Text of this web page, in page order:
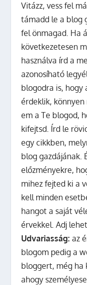
Vitázz, vess fel
támadd le a blog
fel önmagad. Ha
következetesen
használva írd a
azonosíható
blogodra is,
érdeklik,
em a Te blogod,
kifejtsd. Írd le
egy cikkben,
blog gazdájának.
előzményekre,
mihez fejted ki a
kell minden
hangot a saját
érvekkel. Adj
Udvariasság: az
blogom pedig a
bloggert, még ha
ahogy